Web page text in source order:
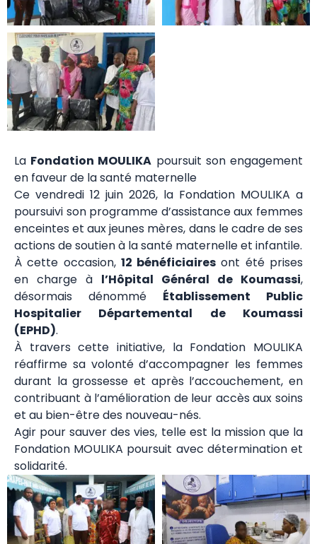
La Fondation MOULIKA poursuit son engagement
en faveur de la santé maternelle
Ce vendredi 12 juin 2026, la Fondation MOULIKA a
poursuivi son programme d’assistance aux femmes
enceintes et aux jeunes mères, dans le cadre de ses
actions de soutien à la santé maternelle et infantile.
À cette occasion, 12 bénéficiaires ont été prises
en charge à l’Hôpital Général de Koumassi,
désormais dénommé Établissement Public
Hospitalier Départemental de Koumassi
(EPHD).
À travers cette initiative, la Fondation MOULIKA
réaffirme sa volonté d’accompagner les femmes
durant la grossesse et après l’accouchement, en
contribuant à l’amélioration de leur accès aux soins
et au bien-être des nouveau-nés.
Agir pour sauver des vies, telle est la mission que la
Fondation MOULIKA poursuit avec détermination et
solidarité.